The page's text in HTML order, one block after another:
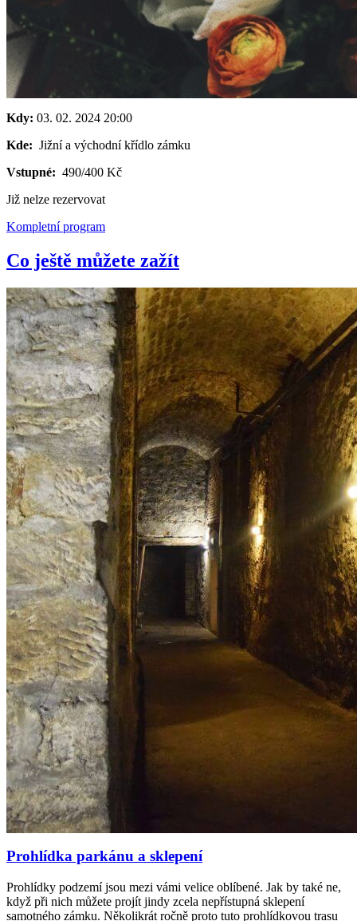
Kdy: 03. 02. 2024 20:00
Kde: Jižní a východní křídlo zámku
Vstupné: 490/400 Kč
Již nelze rezervovat
Kompletní program
Co ještě můžete zažít
Prohlídka parkánu a sklepení
Prohlídky podzemí jsou mezi vámi velice oblíbené. Jak by také ne,
když při nich můžete projít jindy zcela nepřístupná sklepení
samotného zámku. Několikrát ročně proto tuto prohlídkovou trasu